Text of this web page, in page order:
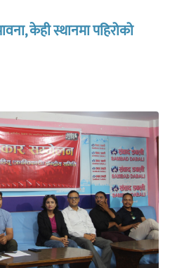
केही स्थानमा पहिरोको